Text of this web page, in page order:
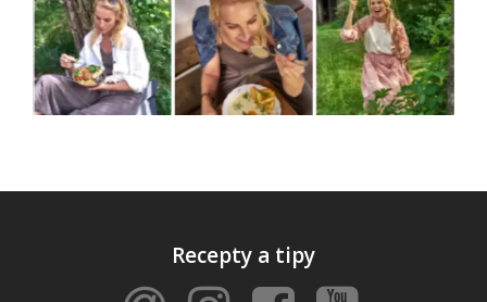
Recepty a tipy